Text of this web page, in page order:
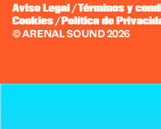
Aviso Legal /Términos y
Cookies / Política de
© ARENAL SOUND 2026